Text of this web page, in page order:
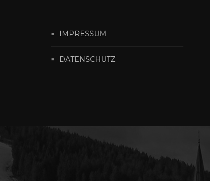
IMPRESSUM
DATENSCHUTZ